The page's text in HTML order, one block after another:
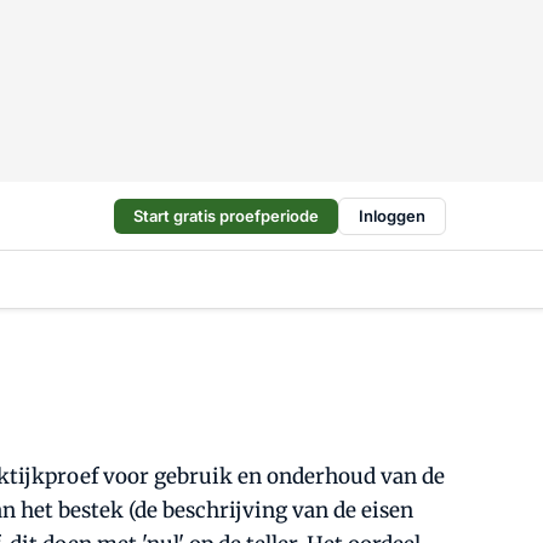
Start gratis proefperiode Inloggen
voor gebruik en onderhoud van de
het bestek (de beschrijving van de eisen